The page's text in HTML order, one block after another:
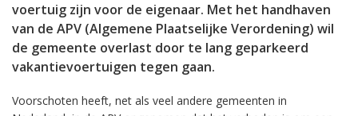
voertuig zijn voor de eigenaar. Met het handhaven
van de APV (Algemene Plaatselijke Verordening) wil
de gemeente overlast door te lang geparkeerd
vakantievoertuigen tegen gaan.
Voorschoten heeft, net als veel andere gemeenten in